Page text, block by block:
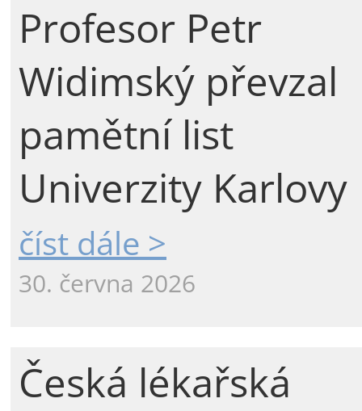
Profesor Petr
Widimský převzal
pamětní list
Univerzity Karlovy
číst dále >
30. června 2026
Česká lékařská